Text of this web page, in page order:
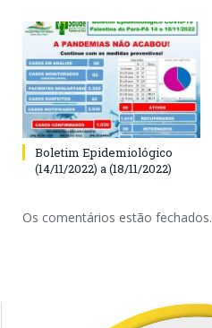
Boletim Epidemiológico
(14/11/2022) a (18/11/2022)
Os comentários estão fechados.